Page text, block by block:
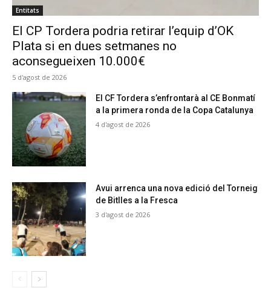
Entitats
El CP Tordera podria retirar l’equip d’OK
Plata si en dues setmanes no
aconsegueixen 10.000€
5 d'agost de 2026
El CF Tordera s’enfrontarà al CE Bonmatí
a la primera ronda de la Copa Catalunya
4 d'agost de 2026
Avui arrenca una nova edició del Torneig
de Bitlles a la Fresca
3 d'agost de 2026